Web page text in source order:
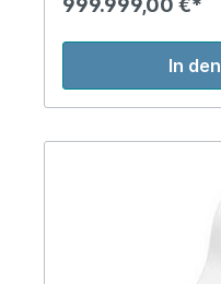
999.999,00 €*
In